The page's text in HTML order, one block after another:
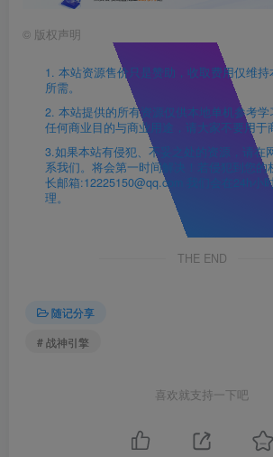
© 版权声明
1. 本站资源售价只是赞助，收取费用仅维
所需。
2. 本站提供的所有资源仅供本地单机参考学
任何商业目的与商业用途，请大家不要用于
3.如果本站有侵犯、不妥之处的资源，请在
系我们。将会第一时间解决！若侵犯到您的
长邮箱:12225150@qq.com 我们会在24h小
理。
THE END
随记分享
# 战神引擎
喜欢就支持一下吧